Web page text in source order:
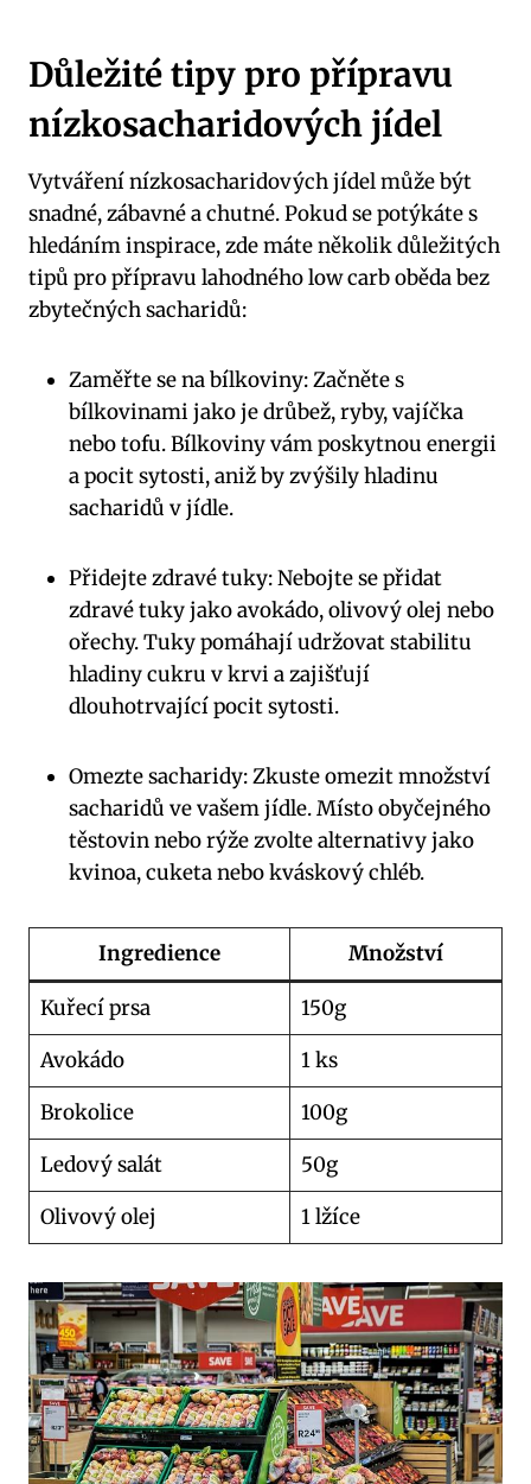
Důležité tipy​ pro přípravu
nízkosacharidových jídel
Vytváření nízkosacharidových jídel může být
snadné, zábavné a chutné.‌ Pokud ⁤se potýkáte s⁣
hledáním⁤ inspirace, zde máte několik důležitých
tipů pro přípravu lahodného low carb ​oběda⁢ bez
zbytečných sacharidů:
Zaměřte se na bílkoviny:‌ Začněte⁢ s
bílkovinami jako je drůbež, ryby, vajíčka
nebo​ tofu. ⁢Bílkoviny vám poskytnou energii
a pocit​ sytosti, aniž by zvýšily hladinu
sacharidů v jídle.
Přidejte zdravé tuky: Nebojte se přidat
zdravé tuky ⁣jako avokádo, ⁣olivový olej nebo
ořechy. Tuky pomáhají udržovat stabilitu
hladiny cukru ‌v krvi a zajišťují⁣
dlouhotrvající⁣ pocit sytosti.
Omezte sacharidy: Zkuste⁢ omezit množství
sacharidů ve vašem jídle.‍ Místo obyčejného
těstovin ‍nebo rýže zvolte‍ alternativy jako⁣
kvinoa, cuketa nebo kváskový chléb.
Ingredience Množství
Kuřecí prsa
150g
Avokádo
1 ks
Brokolice
100g
Ledový ⁤salát
50g
Olivový olej
1 lžíce